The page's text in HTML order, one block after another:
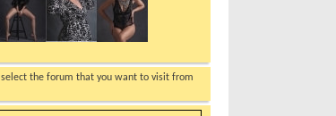
select the forum that you want to visit from